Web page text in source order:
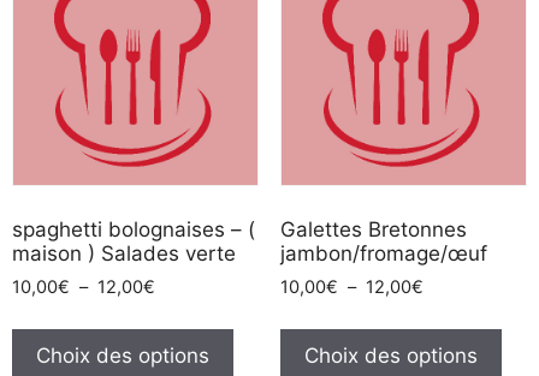
spaghetti bolognaises – (
maison ) Salades verte
10,00€ – 12,00€
prix :
10,00€
Choix des options
Galettes Bretonnes
jambon/fromage/œuf
10,00€ – 12,00€Plage
prix :
10,00€
Choix des options